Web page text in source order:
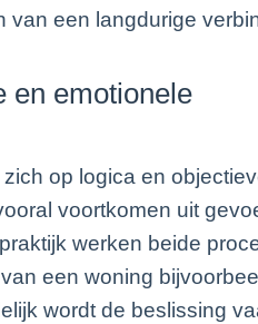
van een langdurige
en emotionele
op logica en
voortkomen uit
werken beide
een woning
wordt de beslissing